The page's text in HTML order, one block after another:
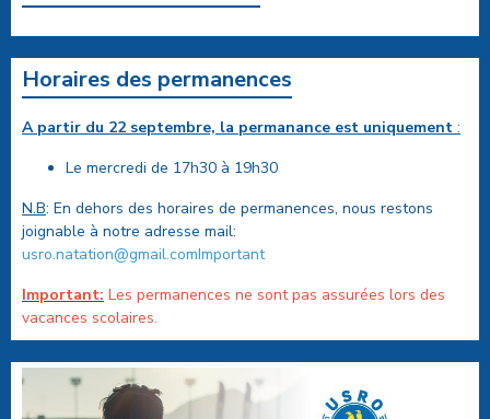
Horaires des permanences
A partir du 22 septembre, la permanance est uniquement :
Le mercredi de 17h30 à 19h30
N.B: En dehors des horaires de permanences, nous restons
joignable à notre adresse mail:
usro.natation@gmail.comImportant
Important: Les permanences ne sont pas assurées lors des
vacances scolaires.